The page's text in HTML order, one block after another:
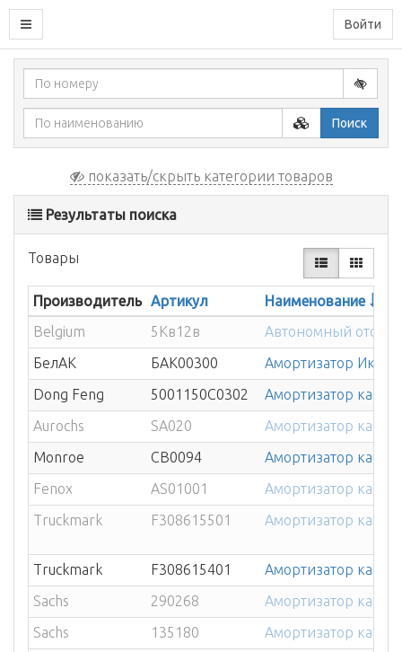
Войти
Поиск
показать/скрыть категории товаров
Результаты поиска
Товары
Производитель Артикул
Наименование
Belgium
5Кв12в
Автономный
БелАК
БAK00300
Амортизатор
Dong Feng
5001150C0302
Амортизатор
Aurochs
SA020
Амортизатор
Monroe
CB0094
Амортизатор
Fenox
AS01001
Амортизатор
Truckmark
F308615501 Амортизатор
Truckmark F308615401
Амортизатор
Sachs
290268
Амортизатор
Sachs
135180
Амортизатор